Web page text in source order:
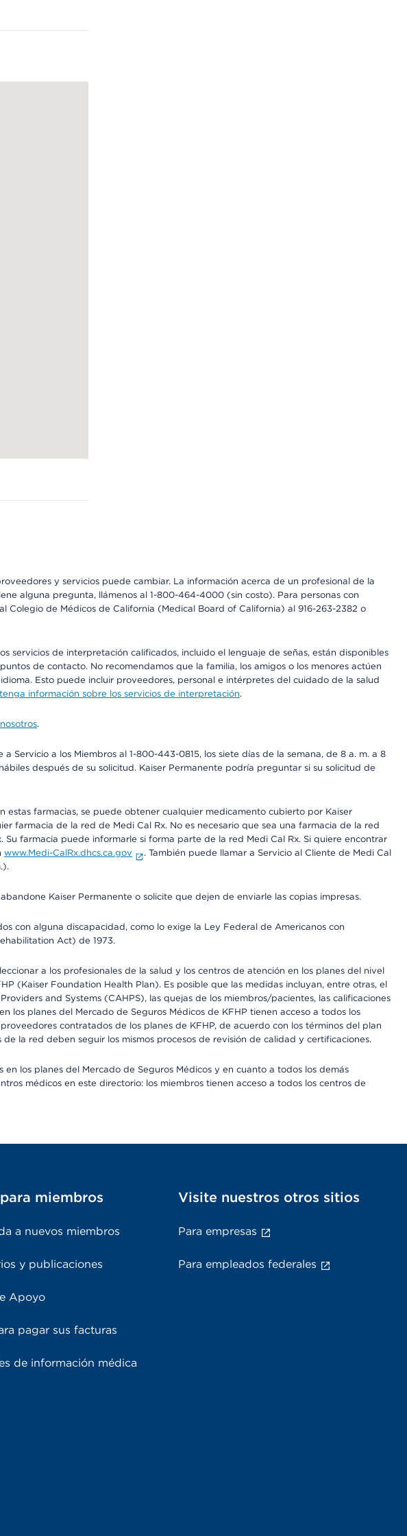
y servicios puede cambiar. La información acerca de un profesional de la
alguna pregunta, llámenos al 1-800-464-4000 (sin costo). Para personas con
Colegio de Médicos de California (Medical Board of California) al 916-263-2382 o
servicios de interpretación calificados, incluido el lenguaje de señas, están disponibles
de contacto. No recomendamos que la familia, los amigos o los menores actúen
Esto puede incluir proveedores, personal e intérpretes del cuidado de la salud
información sobre los servicios de interpretación.
.
a los Miembros al 1-800-443-0815, los siete días de la semana, de 8 a. m. a 8
después de su solicitud. Kaiser Permanente podría preguntar si su solicitud de
estas farmacias, se puede obtener cualquier medicamento cubierto por Kaiser
farmacia de la red de Medi Cal Rx. No es necesario que sea una farmacia de la red
farmacia puede informarle si forma parte de la red Medi Cal Rx. Si quiere encontrar
www.Medi-CalRx.dhcs.ca.gov
. También puede llamar a Servicio al Cliente de Medi Cal
Kaiser Permanente o solicite que dejen de enviarle las copias impresas.
con alguna discapacidad, como lo exige la Ley Federal de Americanos con
Act) de 1973.
a los profesionales de la salud y los centros de atención en los planes del nivel
(Kaiser Foundation Health Plan). Es posible que las medidas incluyan, entre otras, el
and Systems (CAHPS), las quejas de los miembros/pacientes, las calificaciones
planes del Mercado de Seguros Médicos de KFHP tienen acceso a todos los
contratados de los planes de KFHP, de acuerdo con los términos del plan
la red deben seguir los mismos procesos de revisión de calidad y certificaciones.
los planes del Mercado de Seguros Médicos y en cuanto a todos los demás
médicos en este directorio: los miembros tienen acceso a todos los centros de
miembros
a nuevos miembros
y publicaciones
Apoyo
pagar sus facturas
de información médica
Visite nuestros otros sitios
Para empresas
Para empleados federales